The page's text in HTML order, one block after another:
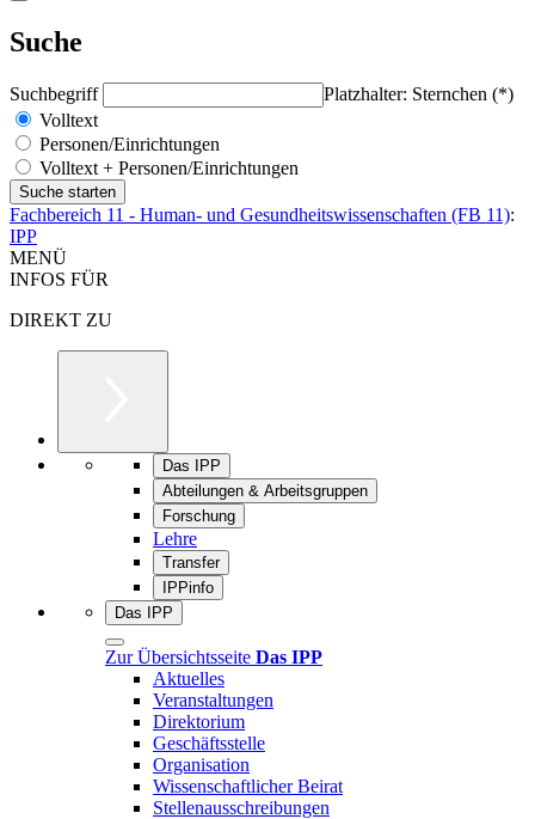
Suche
Suchbegriff
Platzhalter: Sternchen (*)
Volltext
Personen/Einrichtungen
Volltext + Personen/Einrichtungen
Fachbereich 11 - Human- und Gesundheitswissenschaften (FB 11):
IPP
MENÜ
INFOS FÜR
DIREKT ZU
Das IPP
Abteilungen & Arbeitsgruppen
Forschung
Lehre
Transfer
IPPinfo
Das IPP
Zur Übersichtsseite Das IPP
Aktuelles
Veranstaltungen
Direktorium
Geschäftsstelle
Organisation
Wissenschaftlicher Beirat
Stellenausschreibungen